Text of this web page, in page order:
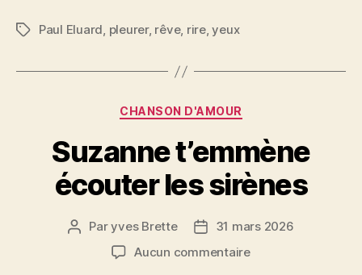
Étiquettes
Paul Eluard, pleurer, rêve, rire,yeux
Catégories
CHANSON D'AMOUR
Suzanne t’emmène
écouter les sirènes
Auteur
l’article
Paryves Brette
Date31 mars 2026
Aucun commentairesur